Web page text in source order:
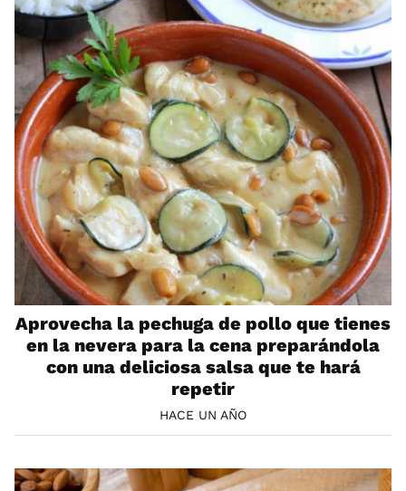
Aprovecha la pechuga de pollo que tienes
en la nevera para la cena preparándola
con una deliciosa salsa que te hará
repetir
HACE UN AÑO